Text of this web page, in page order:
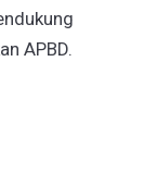
APBD.